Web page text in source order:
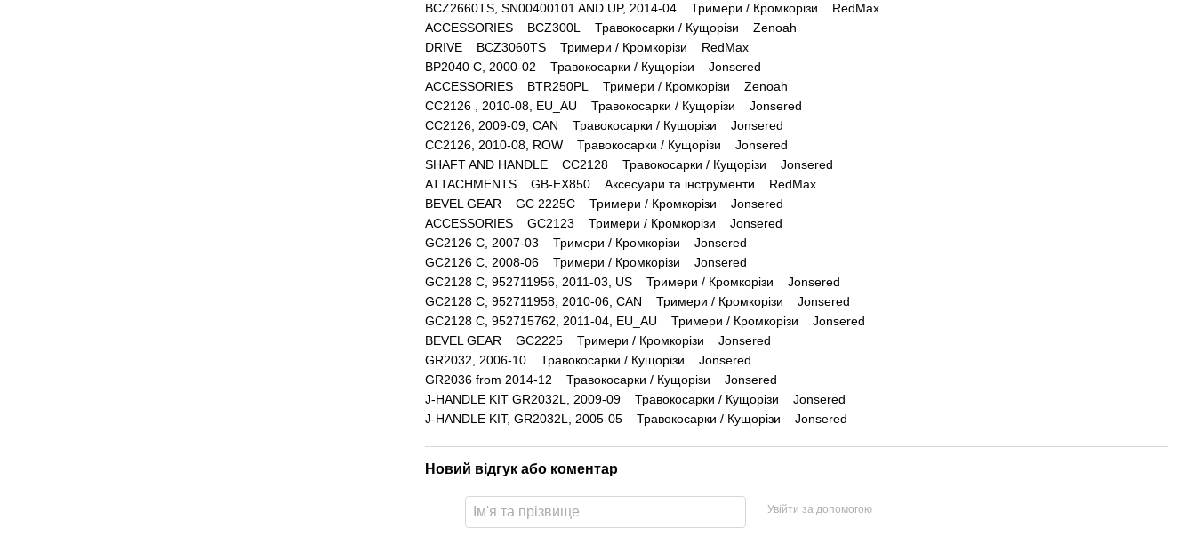
BCZ2660TS, SN00400101 AND UP, 2014-04 Тримери / Кромкорізи RedMax
ACCESSORIES BCZ300L Травокосарки / Кущорізи Zenoah
DRIVE BCZ3060TS Тримери / Кромкорізи RedMax
BP2040 C, 2000-02 Травокосарки / Кущорізи Jonsered
ACCESSORIES BTR250PL Тримери / Кромкорізи Zenoah
CC2126 , 2010-08, EU_AU Травокосарки / Кущорізи Jonsered
CC2126, 2009-09, CAN Травокосарки / Кущорізи Jonsered
CC2126, 2010-08, ROW Травокосарки / Кущорізи Jonsered
SHAFT AND HANDLE CC2128 Травокосарки / Кущорізи Jonsered
ATTACHMENTS GB-EX850 Аксесуари та інструменти RedMax
BEVEL GEAR GC 2225C Тримери / Кромкорізи Jonsered
ACCESSORIES GC2123 Тримери / Кромкорізи Jonsered
GC2126 C, 2007-03 Тримери / Кромкорізи Jonsered
GC2126 C, 2008-06 Тримери / Кромкорізи Jonsered
GC2128 C, 952711956, 2011-03, US Тримери / Кромкорізи Jonsered
GC2128 C, 952711958, 2010-06, CAN Тримери / Кромкорізи Jonsered
GC2128 C, 952715762, 2011-04, EU_AU Тримери / Кромкорізи Jonsered
BEVEL GEAR GC2225 Тримери / Кромкорізи Jonsered
GR2032, 2006-10 Травокосарки / Кущорізи Jonsered
GR2036 from 2014-12 Травокосарки / Кущорізи Jonsered
J-HANDLE KIT GR2032L, 2009-09 Травокосарки / Кущорізи Jonsered
J-HANDLE KIT, GR2032L, 2005-05 Травокосарки / Кущорізи Jonsered
Новий відгук або коментар
Увійти за допомогою